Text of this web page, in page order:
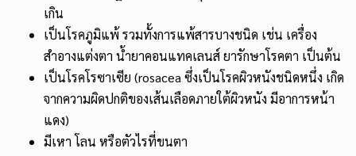
เกิน
เป็นโรคภูมิแพ้ รวมทั้งการแพ้สารบางชนิด เช่น เครื่อง
สำอางแต่งตา น้ำยาคอนแทคเลนส์ ยารักษาโรคตา เป็นต้น
เป็นโรคโรซาเซีย (rosacea ซึ่งเป็นโรคผิวหนังชนิดหนึ่ง เกิด
จากความผิดปกติของเส้นเลือดภายใต้ผิวหนัง มีอาการหน้า
แดง)
มีเหา โลน หรือตัวไรที่ขนตา